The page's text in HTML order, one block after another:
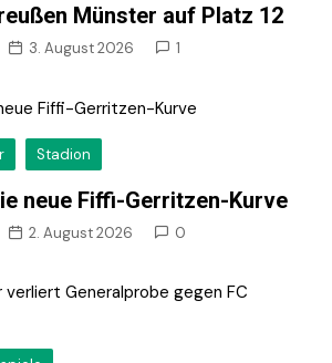
Münster auf Platz 12
3. August 2026 1
Stadion
neue Fiffi-Gerritzen-Kurve
2. August 2026 0